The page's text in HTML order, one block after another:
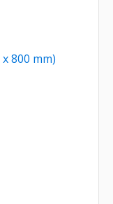
800 mm)